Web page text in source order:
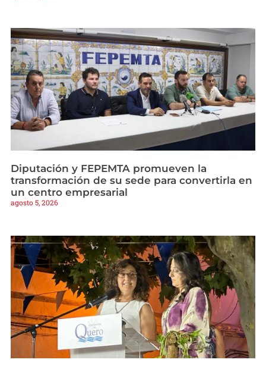
Diputación y FEPEMTA promueven la
transformación de su sede para convertirla en
un centro empresarial
agosto 5, 2026